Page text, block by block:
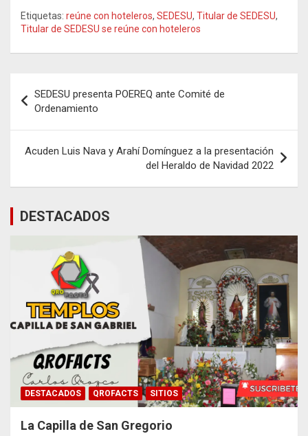
Etiquetas: reúne con hoteleros, SEDESU, Titular de SEDESU,
Titular de SEDESU se reúne con hoteleros
de
entradas
SEDESU presenta POEREQ ante Comité de
Ordenamiento
Acuden Luis Nava y Arahí Domínguez a la presentación
del Heraldo de Navidad 2022
DESTACADOS
DESTACADOS QROFACTS SITIOS
La Capilla de San Gregorio